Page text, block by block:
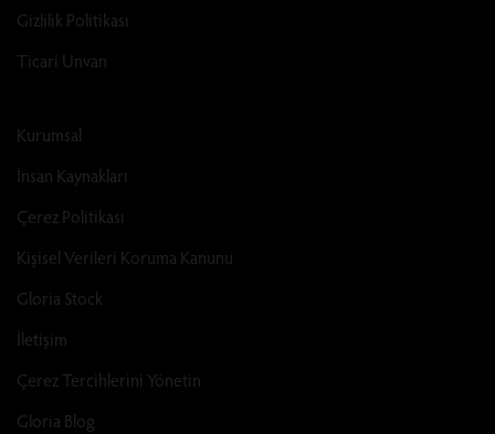
Gizlilik Politikası
Ticari Unvan
Kurumsal
İnsan Kaynakları
Çerez Politikası
Kişisel Verileri Koruma Kanunu
Gloria Stock
İletişim
Çerez Tercihlerini Yönetin
Gloria Blog